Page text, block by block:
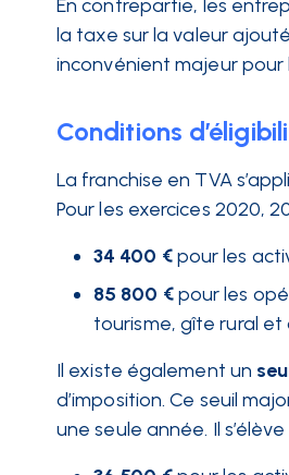
En contrepartie, les
la taxe sur la valeur
inconvénient majeur pour
Conditions
La franchise en TVA
Pour les exercices 2020,
34 400 €pour les
85 800 €pour les
tourisme, gîte rural
Il existe également un
d’imposition. Ce seuil
une seule année. Il s’élève